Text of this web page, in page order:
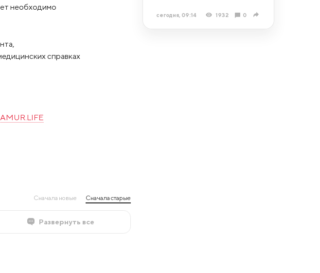
необходимо
справках
AMUR.LIFE
Сначала новые Сначала старые
Развернуть все
сегодня, 09:14 1932 0